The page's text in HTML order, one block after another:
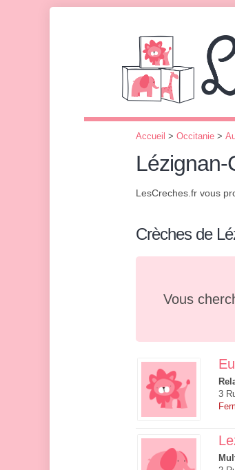
Accueil > Occitanie >
Lézignan-
LesCreches.fr vous
Crèches de
Vous
3